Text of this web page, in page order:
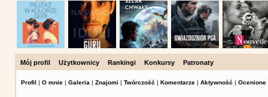
Mój profil Użytkownicy Rankingi Konkursy Patronaty
Profil | O mnie | Galeria | Znajomi | Twórczość | Komentarze | Aktywność | Ocenione